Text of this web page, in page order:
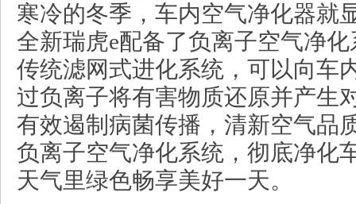
寒冷的冬季，车内空气净化器就
全新瑞虎e配备了负离子空气净
传统滤网式进化系统，可以向车
过负离子将有害物质还原并产生
有效遏制病菌传播，清新空气品
负离子空气净化系统，彻底净化
天气里绿色畅享美好一天。